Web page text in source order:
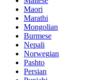
Maori
Marathi
Mongolian
Burmese
Nepali
Norwegian
Pashto
Persian